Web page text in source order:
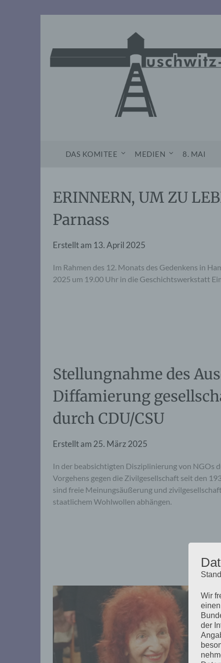
DAS KOMITEE MEDIEN 8. MAI
ERINNERN, UM ZU
Parnass
Erstellt am 13. April 2025
Im Rahmen des 12. Monats des Gedenkens in
2025 um 19.00 Uhr in die Geschichtswerkstatt
Stellungnahme des
Diffamierung
durch CDU/CSU
Erstellt am 25. März 2025
In der beabsichtigten Disziplinierung von NGOs
Vorgehens gegen die Zivilgesellschaft seit den
sind freie Meinungsäußerung und
staatlichem Wohlwollen abhängen.
Wir
der